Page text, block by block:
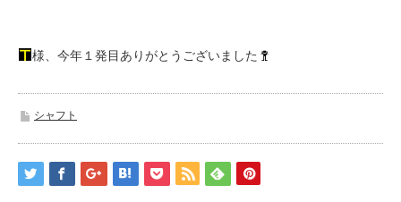
様、今年１発目ありがとうございました
シャフト